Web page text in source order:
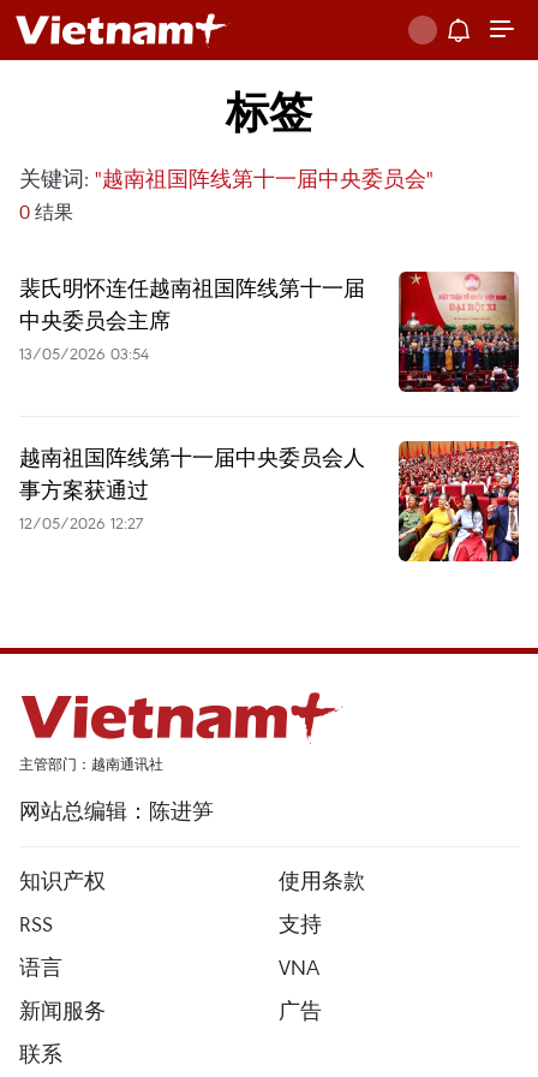
标签
关键词: "越南祖国阵线第十一届中央委员会"
0 结果
裴氏明怀连任越南祖国阵线第十一届
中央委员会主席
13/05/2026 03:54
越南祖国阵线第十一届中央委员会人
事方案获通过
12/05/2026 12:27
主管部门：越南通讯社
网站总编辑：陈进笋
知识产权
使用条款
RSS
支持
语言
VNA
新闻服务
广告
联系